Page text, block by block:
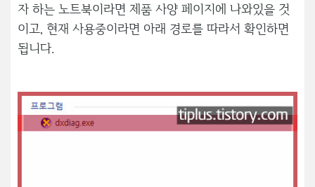
자 하는 노트북이라면 제품 사양 페이지에 나와있을 것
이고, 현재 사용중이라면 아래 경로를 따라서 확인하면
됩니다.